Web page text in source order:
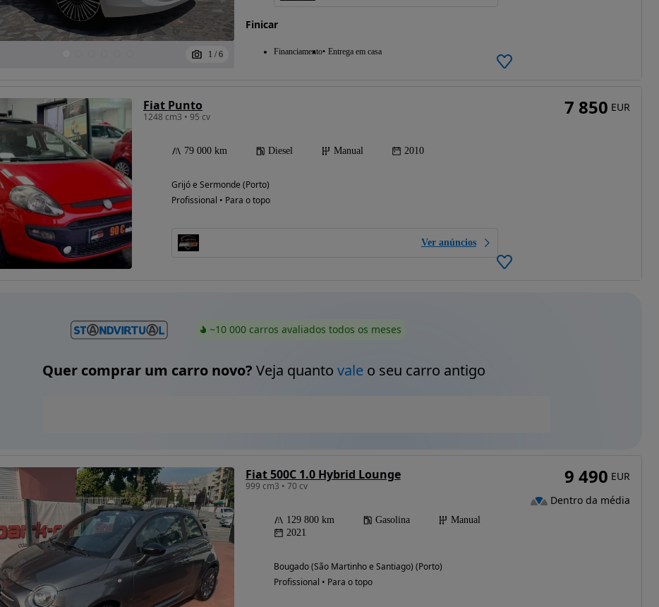
1 / 6
Finicar
Financiamento Entrega em casa
Fiat Punto
1248 cm3 • 95 cv
79 000 km Diesel Manual 2010
Grijó e Sermonde (Porto)
Profissional • Para o topo
Ver anúncios
7 850 EUR
~10 000 carros avaliados todos os meses
Quer comprar um carro novo? Veja quanto valeo seu carro antigo
Fiat 500C 1.0 Hybrid Lounge
999 cm3 • 70 cv
129 800 km Gasolina
Manual
2021
Bougado (São Martinho e Santiago) (Porto)
Profissional • Para o topo
9 490 EUR
Dentro da média